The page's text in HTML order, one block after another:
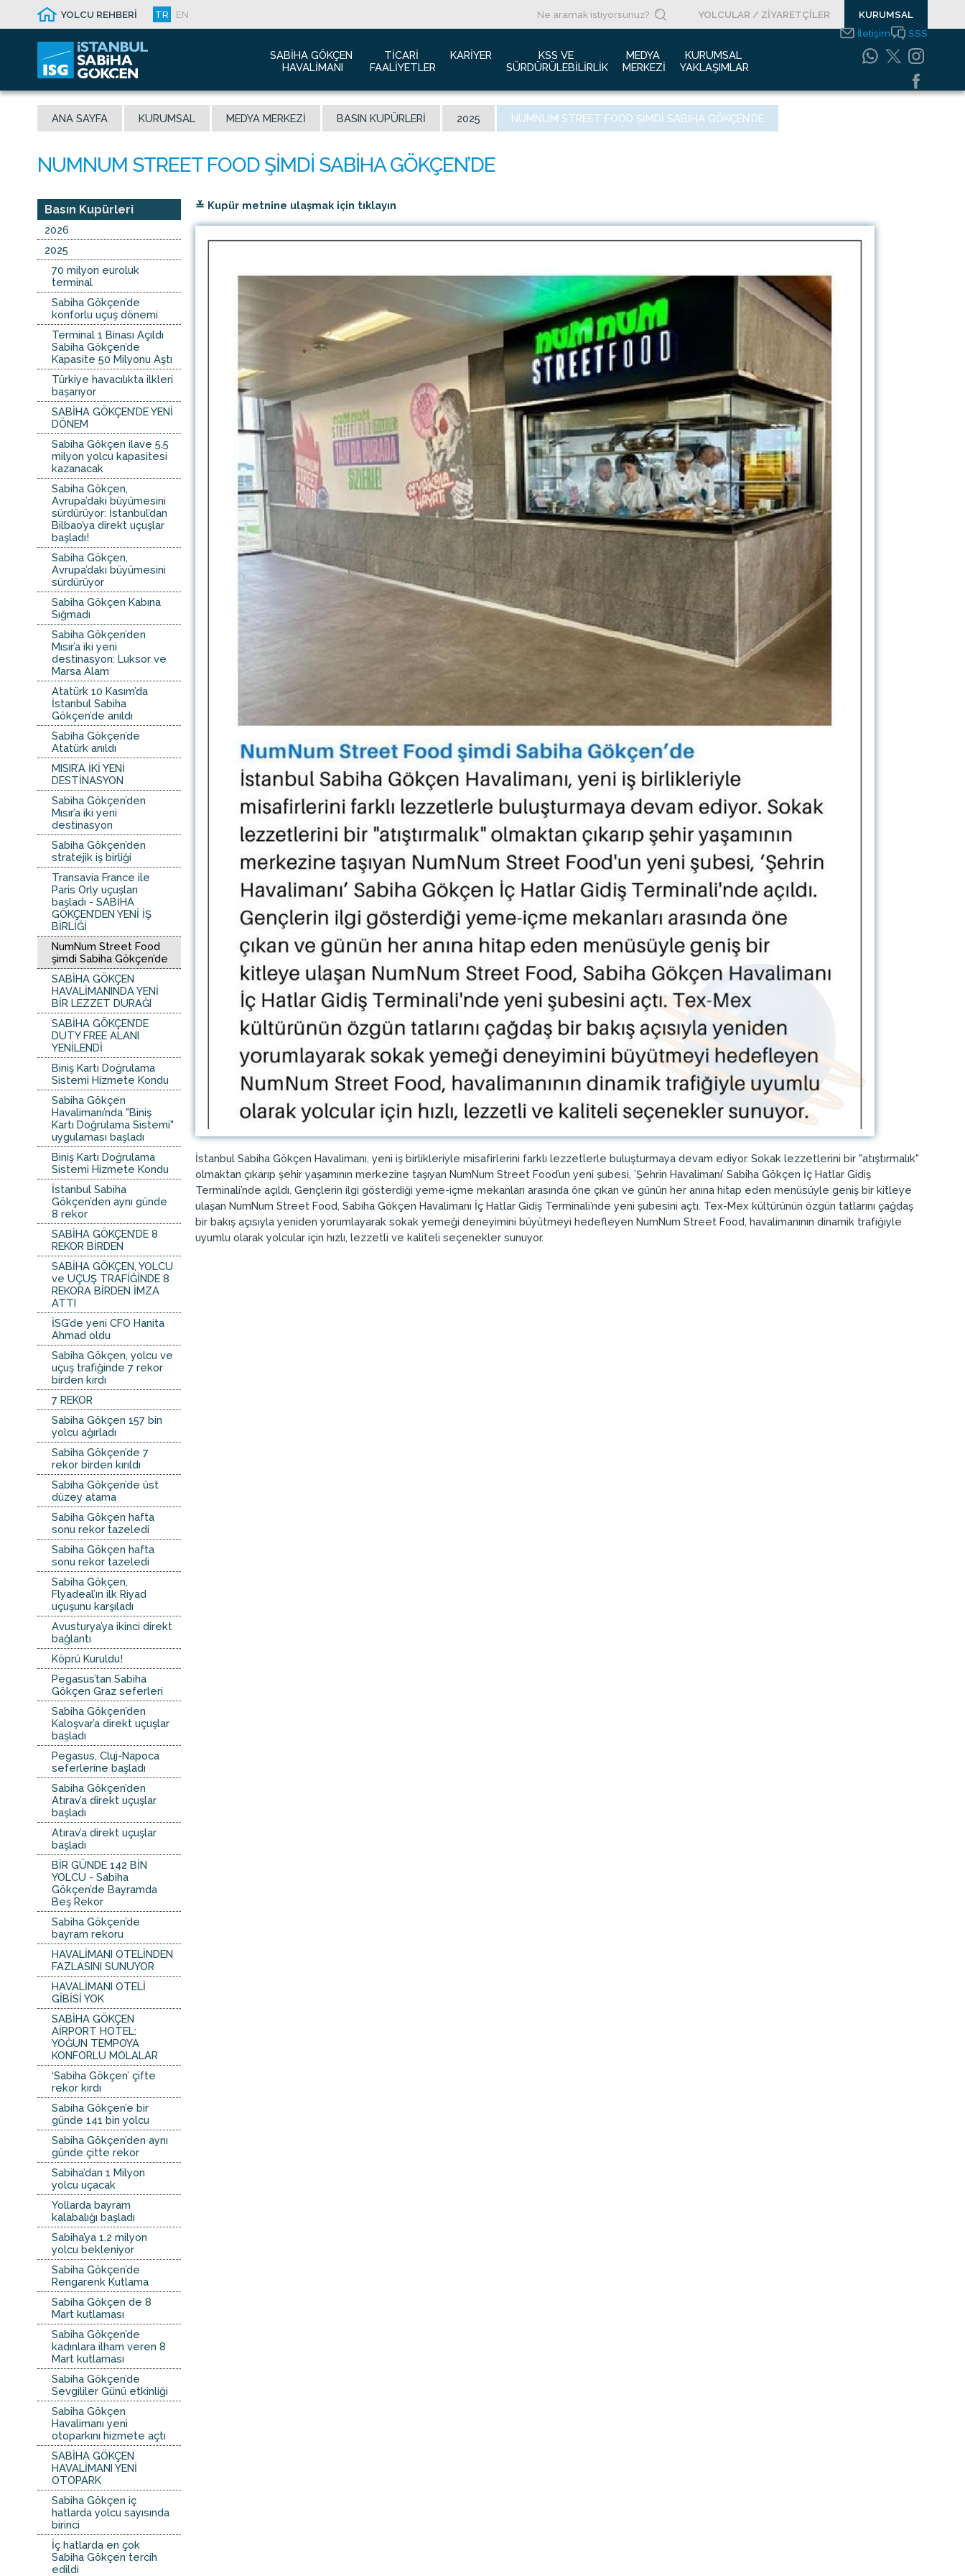
YOLCU REHBERİ TR EN YOLCULAR / ZİYARETÇİLER KURUMSAL
SABIHA GÖKÇEN
HAVALIMANI
Hakkımızda
Havalimanı Trafik Raporu
Ödüllerimiz
İletişim Bilgileri
Sabiha Gökçen Kimdir?
TICARI
FAALIYETLER
Havacılık Pazarlama
Reklam Fırsatları
Kiralık Alanlar
Konferans Salonu
İhale Duyuruları
KARIYER
İnsan Kaynakları Politikası
KSS VE
SÜRDÜRÜLEBILIRLIK
Engelsiz Havaalanı
MEDYA
MERKEZI
Basın Bültenleri
Basın Kupürleri
KURUMSAL
YAKLAŞIMLAR
Entegre Yönetim
Sistemleri Politikamız
Bilgi Toplumu
İletişim SSS
ANA SAYFA KURUMSAL MEDYA MERKEZI BASIN KUPÜRLERI 2025 NUMNUM STREET FOOD ŞIMDI SABIHA GÖKÇEN’DE
≚ Kupür metnine ulaşmak için tıklayın
İstanbul Sabiha Gökçen Havalimanı, yeni iş birlikleriyle misafirlerini farklı lezzetlerle buluşturmaya devam ediyor. Sokak lezzetlerini bir "atıştırmalık"
olmaktan çıkarıp şehir yaşamının merkezine taşıyan NumNum Street Food’un yeni şubesi, ’Şehrin Havalimanı’ Sabiha Gökçen İç Hatlar Gidiş
Terminali’nde açıldı. Gençlerin ilgi gösterdiği yeme-içme mekanları arasında öne çıkan ve günün her anına hitap eden menüsüyle geniş bir kitleye
ulaşan NumNum Street Food, Sabiha Gökçen Havalimanı İç Hatlar Gidiş Terminali’nde yeni şubesini açtı. Tex-Mex kültürünün özgün tatlarını çağdaş
bir bakış açısıyla yeniden yorumlayarak sokak yemeği deneyimini büyütmeyi hedefleyen NumNum Street Food, havalimanının dinamik trafiğiyle
uyumlu olarak yolcular için hızlı, lezzetli ve kaliteli seçenekler sunuyor.
Basın Kupürleri
2026
2025
70 milyon euroluk
terminal
Sabiha Gökçen’de
konforlu uçuş dönemi
Terminal 1 Binası Açıldı
Sabiha Gökçen’de
Kapasite 50 Milyonu Aştı
Türkiye havacılıkta ilkleri
başarıyor
SABİHA GÖKÇEN’DE YENİ
DÖNEM
Sabiha Gökçen ilave 5.5
milyon yolcu kapasitesi
kazanacak
Sabiha Gökçen,
Avrupa’daki büyümesini
sürdürüyor: İstanbul’dan
Bilbao’ya direkt uçuşlar
başladı!
Sabiha Gökçen,
Avrupa’daki büyümesini
sürdürüyor
Sabiha Gökçen Kabına
Sığmadı
Sabiha Gökçen’den
Mısır’a iki yeni
destinasyon: Luksor ve
Marsa Alam
Atatürk 10 Kasım’da
İstanbul Sabiha
Gökçen’de anıldı
Sabiha Gökçen’de
Atatürk anıldı
MISIR’A İKİ YENİ
DESTİNASYON
Sabiha Gökçen’den
Mısır’a iki yeni
destinasyon
Sabiha Gökçen’den
stratejik iş birliği
Transavia France ile
Paris Orly uçuşları
başladı - SABİHA
GÖKÇEN’DEN YENİ İŞ
BİRLİĞİ
NumNum Street Food
şimdi Sabiha Gökçen’de
SABİHA GÖKÇEN
HAVALİMANINDA YENİ
BİR LEZZET DURAĞI
SABİHA GÖKÇEN’DE
DUTY FREE ALANI
YENİLENDİ
Biniş Kartı Doğrulama
Sistemi Hizmete Kondu
Sabiha Gökçen
Havalimanı’nda "Biniş
Kartı Doğrulama Sistemi"
uygulaması başladı
Biniş Kartı Doğrulama
Sistemi Hizmete Kondu
İstanbul Sabiha
Gökçen’den aynı günde
8 rekor
SABİHA GÖKÇEN’DE 8
REKOR BİRDEN
SABİHA GÖKÇEN, YOLCU
ve UÇUŞ TRAFİĞİNDE 8
REKORA BİRDEN İMZA
ATTI
İSG’de yeni CFO Hanita
Ahmad oldu
Sabiha Gökçen, yolcu ve
uçuş trafiğinde 7 rekor
birden kırdı
7 REKOR
Sabiha Gökçen 157 bin
yolcu ağırladı
Sabiha Gökçen’de 7
rekor birden kırıldı
Sabiha Gökçen’de üst
düzey atama
Sabiha Gökçen hafta
sonu rekor tazeledi
Sabiha Gökçen hafta
sonu rekor tazeledi
Sabiha Gökçen,
Flyadeal’ın ilk Riyad
uçuşunu karşıladı
Avusturya’ya ikinci direkt
bağlantı
Köprü Kuruldu!
Pegasus’tan Sabiha
Gökçen Graz seferleri
Sabiha Gökçen’den
Kaloşvar’a direkt uçuşlar
başladı
Pegasus, Cluj-Napoca
seferlerine başladı
Sabiha Gökçen’den
Atırav’a direkt uçuşlar
başladı
Atırav’a direkt uçuşlar
başladı
BİR GÜNDE 142 BİN
YOLCU - Sabiha
Gökçen’de Bayramda
Beş Rekor
Sabiha Gökçen’de
bayram rekoru
HAVALİMANI OTELİNDEN
FAZLASINI SUNUYOR
HAVALİMANI OTELİ
GİBİSİ YOK
SABİHA GÖKÇEN
AİRPORT HOTEL:
YOĞUN TEMPOYA
KONFORLU MOLALAR
‘Sabiha Gökçen’ çifte
rekor kırdı
Sabiha Gökçen’e bir
günde 141 bin yolcu
Sabiha Gökçen’den aynı
günde çitte rekor
Sabiha’dan 1 Milyon
yolcu uçacak
Yollarda bayram
kalabalığı başladı
Sabiha’ya 1.2 milyon
yolcu bekleniyor
Sabiha Gökçen’de
Rengarenk Kutlama
Sabiha Gökçen de 8
Mart kutlaması
Sabiha Gökçen’de
kadınlara ilham veren 8
Mart kutlaması
Sabiha Gökçen’de
Sevgililer Günü etkinliği
Sabiha Gökçen
Havalimanı yeni
otoparkını hizmete açtı
SABİHA GÖKÇEN
HAVALİMANI YENİ
OTOPARK
Sabiha Gökçen iç
hatlarda yolcu sayısında
birinci
İç hatlarda en çok
Sabiha Gökçen tercih
edildi